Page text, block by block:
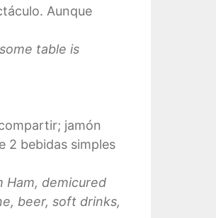
Aunque
table is
jamón
2 bebidas simples
Ham, demicured
beer, soft drinks,